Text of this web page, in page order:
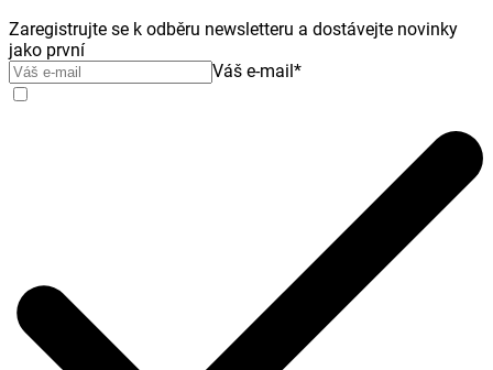
Zaregistrujte se k odběru newsletteru a dostávejte novinky
jako první
Váš e-mail*